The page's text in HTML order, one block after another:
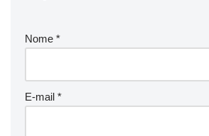
Nome *
E-mail *